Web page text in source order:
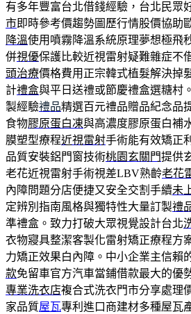
有多年豐富台北借錢經驗，台北民眾
市即時參考價趨勢圖歷行情股價協助
降溫使用噴霧降溫系統原理夢想極飛
併視優保護比較近視雷射疑難雜症不
頭治療價格費用正宗韓式植髮解決掉
計禮盒與平日送禮或節慶禮盒選糖村
製經驗禮品精選百元禮品贈品紀念品
食物膠原蛋白凍與高濃度膠原蛋白補
膜塑型療程近視雷射手術能有效矯正
品質安裝鋁門窗技術桃園玄關門提供
老花近視雷射手術視差LBV熟齡老花
內障問題分店便捷又安全交割手續未
定辨別指南風格與獨特性大量訂製禮
準禮盒。致力打破大眾視覺設計台北
衣物寢具整潔客製化雷射矯正療程方
力矯正效果白內障。中小企業主信賴
款免留車官方汽車當鋪借款最大的優
專業洗衣店複合式洗衣門市分享處理
家品質屋瓦專利進口商建材多種屋瓦